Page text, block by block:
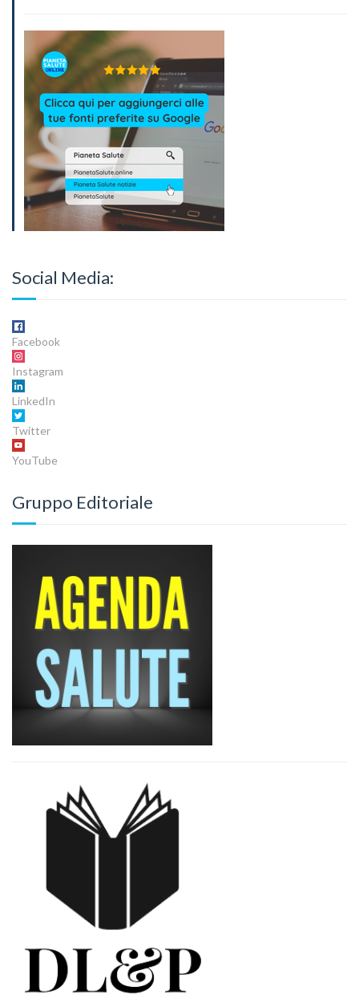
Social Media:
Facebook
Instagram
LinkedIn
Twitter
YouTube
Gruppo Editoriale